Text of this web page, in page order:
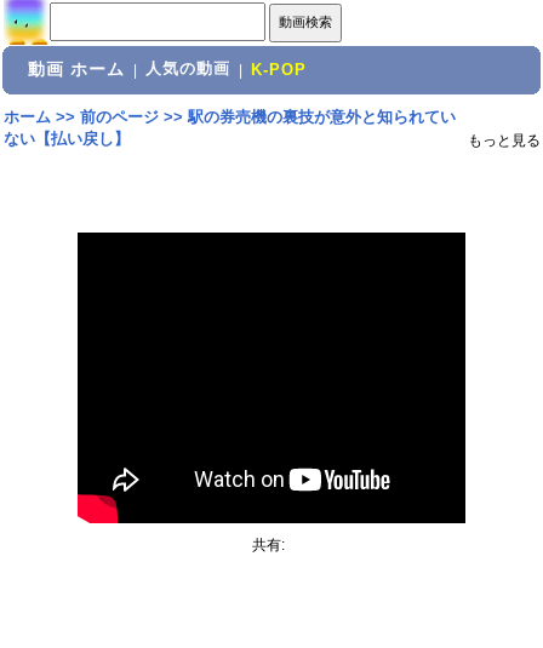
動画 ホーム 人気の動画 K-POP
ホーム>> 前のページ>>駅の券売機の裏技が意外と知られてい
ない【払い戻し】
もっと見る
共有: